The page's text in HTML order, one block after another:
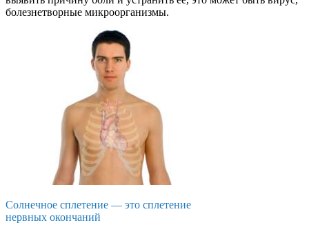
болезнетворные микроорганизмы.
Солнечное сплетение — это сплетение
нервных окончаний